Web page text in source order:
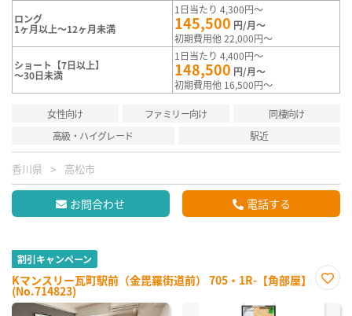
ロング
1ヶ月以上～12ヶ月未満
1日当たり 4,300円～
145,500 円/月～
初期費用他 22,000円～
ショート【7日以上】
～30日未満
1日当たり 4,400円～
148,500 円/月～
初期費用他 16,500円～
女性向け ファミリー向け
同棲向け
高級・ハイグレード
駅近
香川県 高松市
お問合わせ 電話する
割引キャンペーン
Kマンスリー瓦町駅前（金毘羅街道前） 705・1R-【角部屋】
(No.714823)
に入